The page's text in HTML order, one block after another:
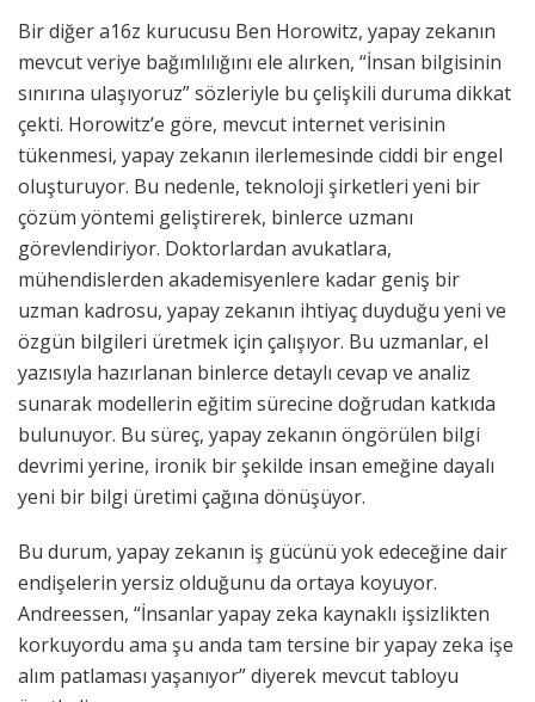
Bir diğer a16z kurucusu Ben Horowitz, yapay zekanın
mevcut veriye bağımlılığını ele alırken, “İnsan bilgisinin
sınırına ulaşıyoruz” sözleriyle bu çelişkili duruma dikkat
çekti. Horowitz’e göre, mevcut internet verisinin
tükenmesi, yapay zekanın ilerlemesinde ciddi bir engel
oluşturuyor. Bu nedenle, teknoloji şirketleri yeni bir
çözüm yöntemi geliştirerek, binlerce uzmanı
görevlendiriyor. Doktorlardan avukatlara,
mühendislerden akademisyenlere kadar geniş bir
uzman kadrosu, yapay zekanın ihtiyaç duyduğu yeni ve
özgün bilgileri üretmek için çalışıyor. Bu uzmanlar, el
yazısıyla hazırlanan binlerce detaylı cevap ve analiz
sunarak modellerin eğitim sürecine doğrudan katkıda
bulunuyor. Bu süreç, yapay zekanın öngörülen bilgi
devrimi yerine, ironik bir şekilde insan emeğine dayalı
yeni bir bilgi üretimi çağına dönüşüyor.
Bu durum, yapay zekanın iş gücünü yok edeceğine dair
endişelerin yersiz olduğunu da ortaya koyuyor.
Andreessen, “İnsanlar yapay zeka kaynaklı işsizlikten
korkuyordu ama şu anda tam tersine bir yapay zeka işe
alım patlaması yaşanıyor” diyerek mevcut tabloyu